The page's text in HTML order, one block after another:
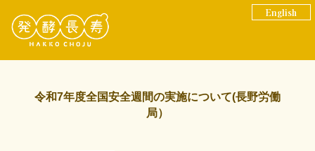
English
令和7年度全国安全週間の実施について(長野労働
局）